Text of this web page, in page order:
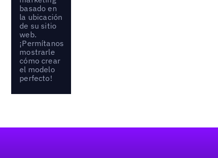
basado en
la ubicación
de su sitio
web.
¡Permítanos
mostrarle
cómo crear
el modelo
perfecto!